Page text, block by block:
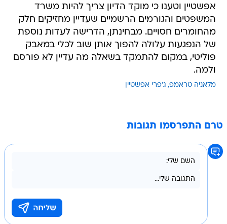
אפשטיין וטענו כי מוקד הדיון צריך להיות משרד
המשפטים והגורמים הרשמיים שעדיין מחזיקים חלק
מהחומרים חסויים. מבחינתן, הדרישה לעדות נוספת
של הנפגעות עלולה להפוך אותן שוב לכלי במאבק
פוליטי, במקום להתמקד בשאלה מה עדיין לא פורסם
ולמה.
מלאניה טראמפ ג'פרי אפשטיין
טרם התפרסמו תגובות